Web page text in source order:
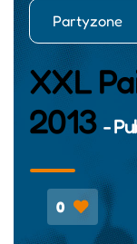
Partyzone
XXL
2013-
0